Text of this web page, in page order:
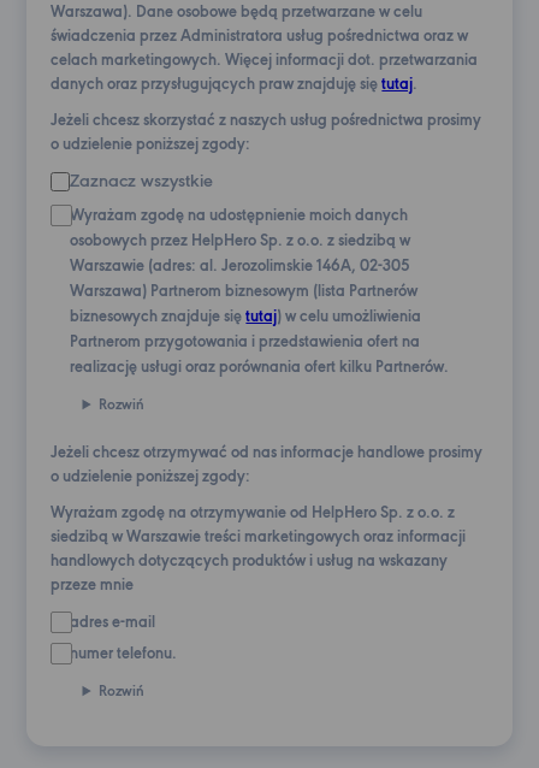
Warszawa). Dane osobowe będą przetwarzane w celu
świadczenia przez Administratora usług pośrednictwa oraz w
celach marketingowych. Więcej informacji dot. przetwarzania
danych oraz przysługujących praw znajduję siętutaj.
Jeżeli chcesz skorzystać z naszych usług pośrednictwa prosimy
o udzielenie poniższej zgody:
Zaznacz wszystkie
Wyrażam zgodę na udostępnienie moich danych
osobowych przez HelpHero Sp. z o.o. z siedzibą w
Warszawie (adres: al. Jerozolimskie 146A, 02-305
Warszawa) Partnerom biznesowym (lista Partnerów
biznesowych znajduje siętutaj) w celu umożliwienia
Partnerom przygotowania i przedstawienia ofert na
realizację usługi oraz porównania ofert kilku Partnerów.
Rozwiń
Jeżeli chcesz otrzymywać od nas informacje handlowe prosimy
o udzielenie poniższej zgody:
Wyrażam zgodę na otrzymywanie od HelpHero Sp. z o.o. z
siedzibą w Warszawie treści marketingowych oraz informacji
handlowych dotyczących produktów i usług na wskazany
przeze mnie
adres e-mail
numer telefonu.
Rozwiń